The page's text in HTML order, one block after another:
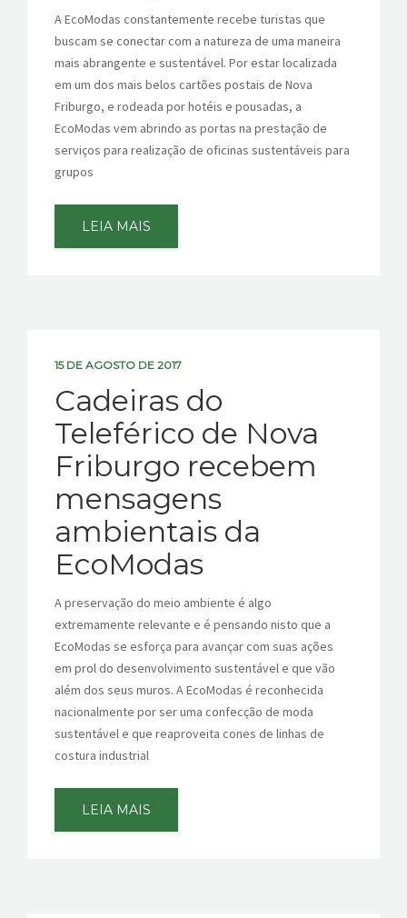
A EcoModas constantemente recebe turistas que
buscam se conectar com a natureza de uma maneira
mais abrangente e sustentável. Por estar localizada
em um dos mais belos cartões postais de Nova
Friburgo, e rodeada por hotéis e pousadas, a
EcoModas vem abrindo as portas na prestação de
serviços para realização de oficinas sustentáveis para
grupos
LEIA MAIS
15 DE AGOSTO DE 2017
Cadeiras do
Teleférico de Nova
Friburgo recebem
mensagens
ambientais da
EcoModas
A preservação do meio ambiente é algo
extremamente relevante e é pensando nisto que a
EcoModas se esforça para avançar com suas ações
em prol do desenvolvimento sustentável e que vão
além dos seus muros. A EcoModas é reconhecida
nacionalmente por ser uma confecção de moda
sustentável e que reaproveita cones de linhas de
costura industrial
LEIA MAIS